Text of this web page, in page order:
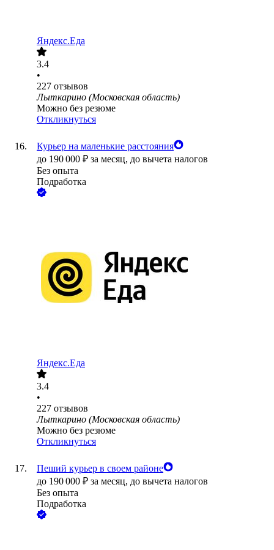
Яндекс.Еда
3.4
•
227 отзывов
Лыткарино (Московская область)
Можно без резюме
Откликнуться
Курьер на маленькие расстояния
до 190 000 ₽ за месяц, до вычета налогов
Без опыта
Подработка
Яндекс.Еда
3.4
•
227 отзывов
Лыткарино (Московская область)
Можно без резюме
Откликнуться
Пеший курьер в своем районе
до 190 000 ₽ за месяц, до вычета налогов
Без опыта
Подработка